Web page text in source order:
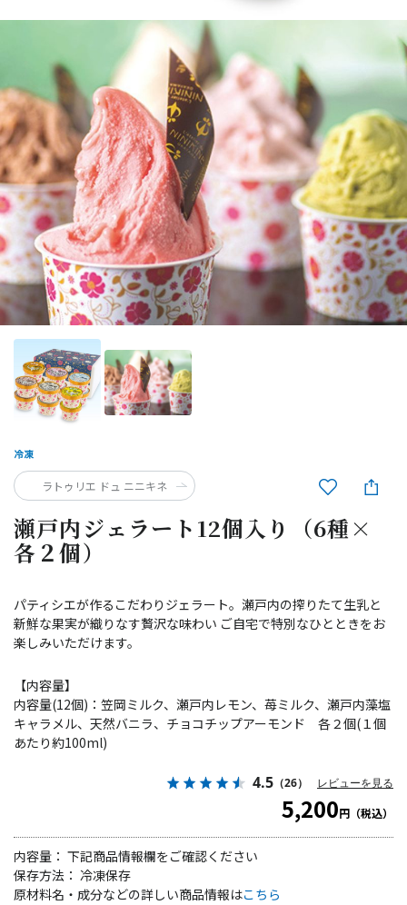
瀬戸内ジェラート12個入り（6種×
各２個）
パティシエが作るこだわりジェラート。瀬戸内の搾りたて生乳と
新鮮な果実が織りなす贅沢な味わい ご自宅で特別なひとときをお
楽しみいただけます。
【内容量】
内容量(12個)：笠岡ミルク、瀬戸内レモン、苺ミルク、瀬戸内藻塩
キャラメル、天然バニラ、チョコチップアーモンド 各２個(１個
あたり約100ml)
4.5 （26） レビューを見る
5,200円（税込）
内容量： 下記商品情報欄をご確認ください
保存方法： 冷凍保存
原材料名・成分などの詳しい商品情報はこちら
ラトゥリエ ドュ ニニキネ